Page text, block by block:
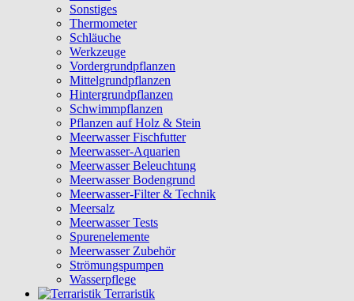
Sonstiges
Thermometer
Schläuche
Werkzeuge
Vordergrundpflanzen
Mittelgrundpflanzen
Hintergrundpflanzen
Schwimmpflanzen
Pflanzen auf Holz & Stein
Meerwasser Fischfutter
Meerwasser-Aquarien
Meerwasser Beleuchtung
Meerwasser Bodengrund
Meerwasser-Filter & Technik
Meersalz
Meerwasser Tests
Spurenelemente
Meerwasser Zubehör
Strömungspumpen
Wasserpflege
Terraristik